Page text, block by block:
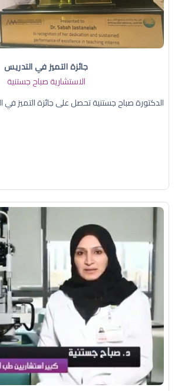
جائزة التميز في التدريس
الاستشارية صباح جستنية
الدكتورة صباح جستنية تحصل على جائزة التميز في